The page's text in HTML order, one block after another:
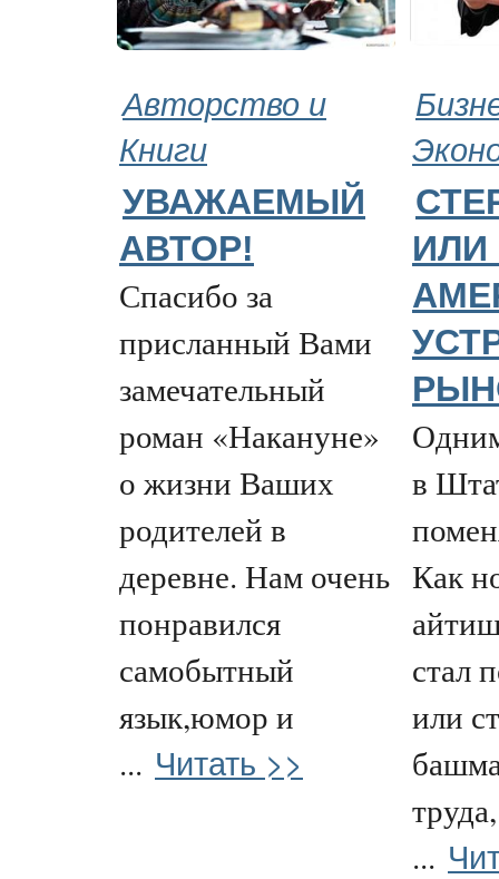
Авторство и
Книги
УВАЖАЕМЫЙ
АВТОР!
Спасибо за
присланный Вами
замечательный
роман «Накануне»
о жизни Ваших
родителей в
деревне. Нам очень
понравился
самобытный
язык,юмор и
... Читать >>
ИЛИ
в
Как
стал
или
...